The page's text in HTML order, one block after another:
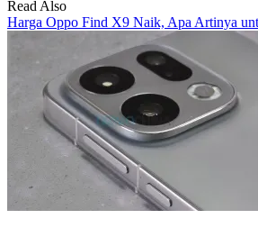
Read Also
Harga Oppo Find X9 Naik, Apa Artinya